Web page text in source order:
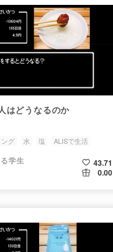
はどうなるのか
グ 水 塩 ALISで生活
学生
43.71
0.00